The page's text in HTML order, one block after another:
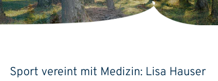
Sport vereint mit Medizin: Lisa Hauser